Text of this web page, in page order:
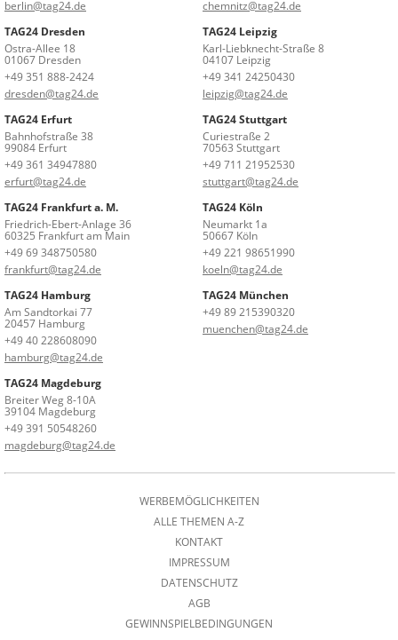
berlin@tag24.de
chemnitz@tag24.de
TAG24 Dresden
Ostra-Allee 18
01067 Dresden
+49 351 888-2424
dresden@tag24.de
TAG24 Leipzig
Karl-Liebknecht-Straße 8
04107 Leipzig
+49 341 24250430
leipzig@tag24.de
TAG24 Erfurt
Bahnhofstraße 38
99084 Erfurt
+49 361 34947880
erfurt@tag24.de
TAG24 Stuttgart
Curiestraße 2
70563 Stuttgart
+49 711 21952530
stuttgart@tag24.de
TAG24 Frankfurt a. M.
Friedrich-Ebert-Anlage 36
60325 Frankfurt am Main
+49 69 348750580
frankfurt@tag24.de
TAG24 Köln
Neumarkt 1a
50667 Köln
+49 221 98651990
koeln@tag24.de
TAG24 Hamburg
Am Sandtorkai 77
20457 Hamburg
+49 40 228608090
hamburg@tag24.de
TAG24 München
+49 89 215390320
muenchen@tag24.de
TAG24 Magdeburg
Breiter Weg 8-10A
39104 Magdeburg
+49 391 50548260
magdeburg@tag24.de
WERBEMÖGLICHKEITEN
ALLE THEMEN A-Z
KONTAKT
IMPRESSUM
DATENSCHUTZ
AGB
GEWINNSPIELBEDINGUNGEN